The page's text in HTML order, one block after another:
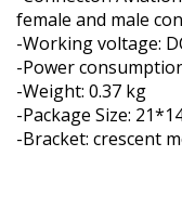
female and male
-Working voltage:
-Power
-Weight: 0.37 kg
-Package Size:
-Bracket: crescent